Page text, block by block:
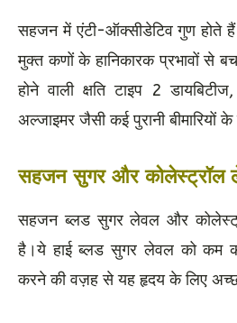
सहजन में एंटी-ऑक्सीडेटिव गुण होते हैं
मुक्त कणों के हानिकारक प्रभावों से
होने वाली क्षति टाइप 2
अल्जाइमर जैसी कई पुरानी बीमारियों के
सहजन सुगर और कोलेस्ट्रॉल
सहजन ब्लड सुगर लेवल और
है।ये हाई ब्लड सुगर लेवल को कम
करने की वज़ह से यह हृदय के लिए